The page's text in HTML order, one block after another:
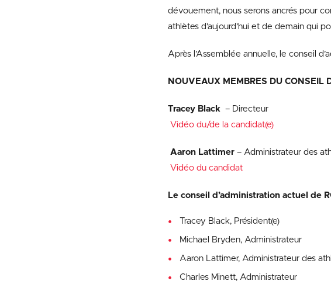
dévouement, nous serons ancrés pour
athlètes d’aujourd’hui et de demain qui
Après l’Assemblée annuelle, le conseil
NOUVEAUX MEMBRES DU CONSEIL
Tracey Black – Directeur
Vidéo du/de la candidat(e)
Aaron Lattimer – Administrateur des
Vidéo du candidat
Le conseil d’administration actuel de
Tracey Black, Président(e)
Michael Bryden, Administrateur
Aaron Lattimer, Administrateur des
Charles Minett, Administrateur